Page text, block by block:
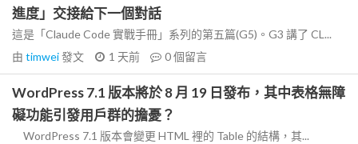
進度」交接給下一個對話
這是「Claude Code 實戰手冊」系列的第五篇(G5)。G3 講了 CL...
由 timwei發文 1 天前 0個留言
WordPress 7.1 版本將於 8 月 19 日發布，其中表格無障
礙功能引發用戶群的擔憂？
WordPress 7.1 版本會變更 HTML 裡的 Table 的結構，其...